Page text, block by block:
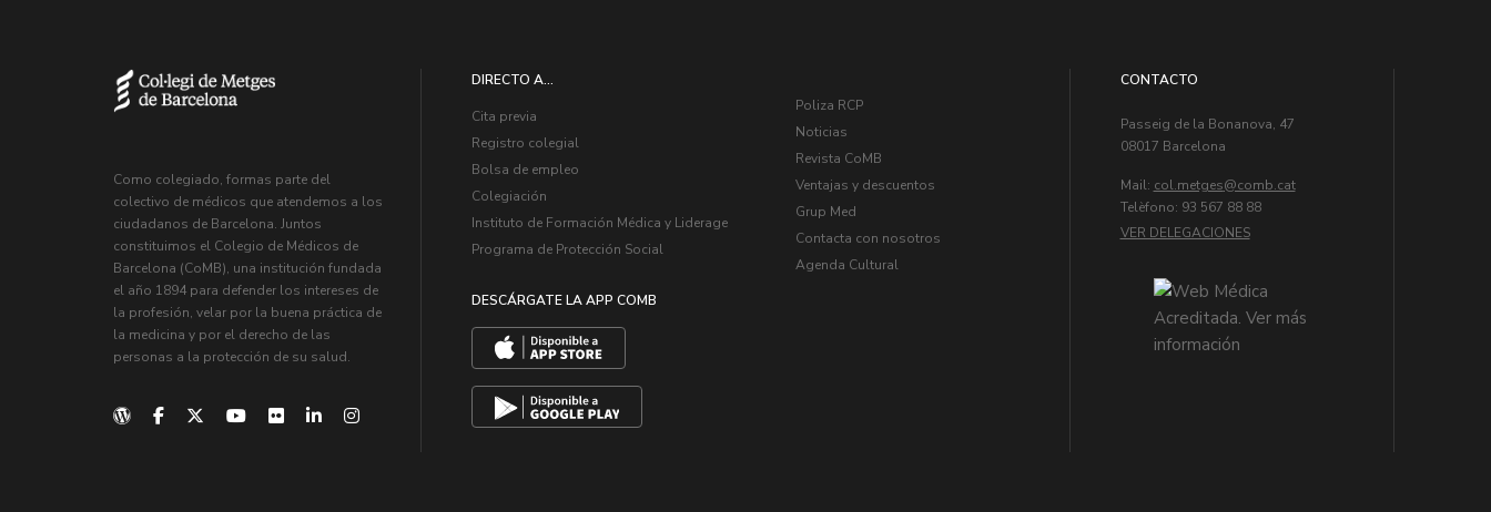
Como colegiado, formas parte del
colectivo de médicos que atendemos a los
ciudadanos de Barcelona. Juntos
constituimos el Colegio de Médicos de
Barcelona (CoMB), una institución fundada
el año 1894 para defender los intereses de
la profesión, velar por la buena práctica de
la medicina y por el derecho de las
personas a la protección de su salud.
DIRECTO A...
Cita previa
Registro colegial
Bolsa de empleo
Colegiación
Instituto de Formación Médica y Liderage
Programa de Protección Social
DESCÁRGATE LA APP COMB
Poliza RCP
Noticias
Revista CoMB
Ventajas y descuentos
Grup Med
Contacta con nosotros
Agenda Cultural
CONTACTO
Passeig de la Bonanova, 47
08017 Barcelona
Mail: col.metges
Telèfono: 93 567 88 88
VER DELEGACIONES